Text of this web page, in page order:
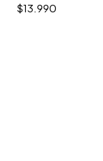
$13.990